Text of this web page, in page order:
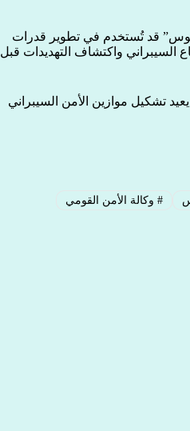
قد تُستخدم في تطوير قدرات
السيبراني واكتشاف التهديدات قبل
تشكيل موازين الأمن السيبراني
# وكالة الأمن القومي